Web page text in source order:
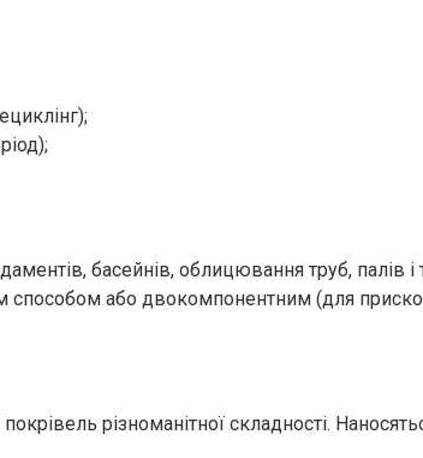
басейнів, облицювання труб, палів і
способом або двокомпонентним (для
різноманітної складності.